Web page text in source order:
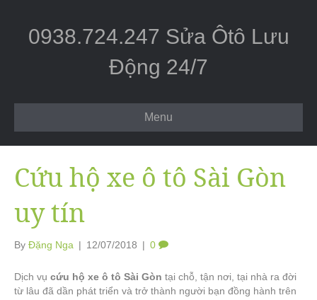
0938.724.247 Sửa Ôtô Lưu
Động 24/7
Menu
Cứu hộ xe ô tô Sài Gòn
uy tín
By Đặng Nga | 12/07/2018 | 0
Dịch vụ cứu hộ xe ô tô Sài Gòn tại chỗ, tận nơi, tại nhà ra đời
từ lâu đã dần phát triển và trở thành người bạn đồng hành trên